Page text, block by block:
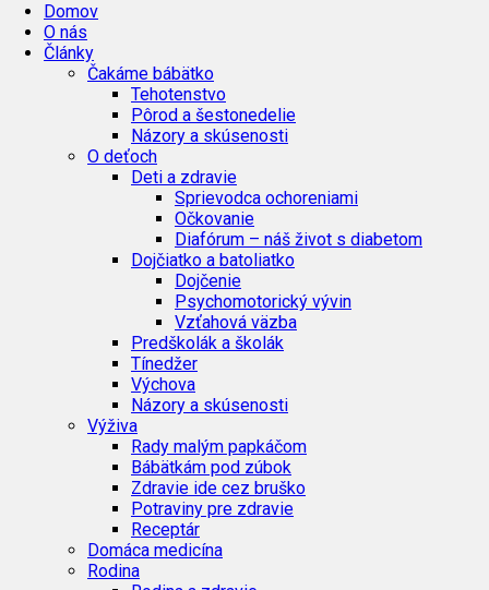
Domov
O nás
Články
Čakáme bábätko
Tehotenstvo
Pôrod a šestonedelie
Názory a skúsenosti
O deťoch
Deti a zdravie
Sprievodca ochoreniami
Očkovanie
Diafórum – náš život s diabetom
Dojčiatko a batoliatko
Dojčenie
Psychomotorický vývin
Vzťahová väzba
Predškolák a školák
Tínedžer
Výchova
Názory a skúsenosti
Výživa
Rady malým papkáčom
Bábätkám pod zúbok
Zdravie ide cez bruško
Potraviny pre zdravie
Receptár
Domáca medicína
Rodina